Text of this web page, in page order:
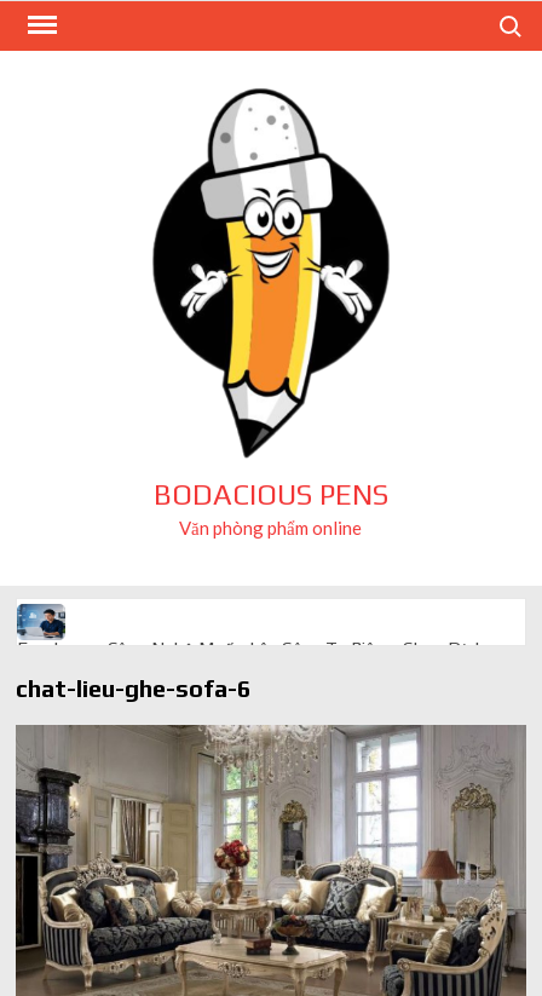
Skip
BODACIOUS PENS
Văn phòng phẩm online
Freelancer Công Nghệ Muốn Lên Công Ty Riêng: Chọn Dịch
Quà cá nhân hóa: vì sao món làm riêng luôn ghi điểm
AI trong doanh nghiệp: Phân biệt RPA, workflow và AI agent
Ứng dụng AI trong doanh nghiệp để cắt giảm chi phí vận hành
Ứng dụng AI cho chăm sóc khách hàng giúp web phản hồi
24/7
chat-lieu-ghe-sofa-6